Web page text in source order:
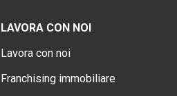
LAVORA CON NOI
Lavora con noi
Franchising immobiliare